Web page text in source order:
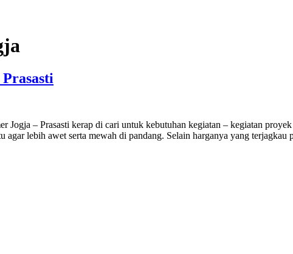
Jogja – Prasasti kerap di cari untuk kebutuhan kegiatan – kegiatan
agar lebih awet serta mewah di pandang. Selain harganya yang